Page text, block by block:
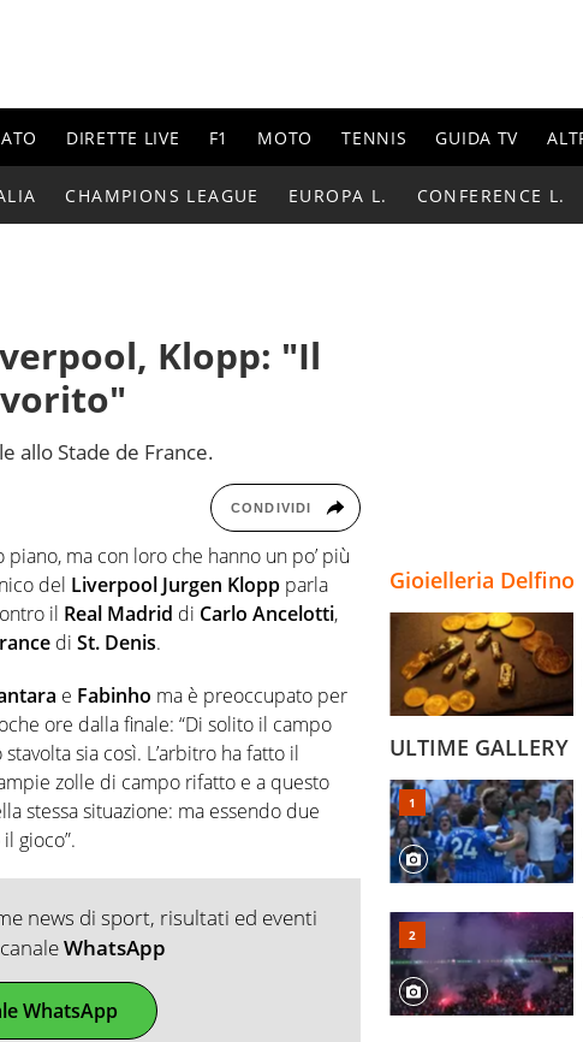
DIRETTE LIVE F1 MOTO TENNIS GUIDA TV
CHAMPIONS LEAGUE EUROPA L. CONFERENCE L.
Klopp: "Il
allo Stade de France.
CONDIVIDI
ma con loro che hanno un po’ più
del Liverpool Jurgen Klopp parla
il Real Madrid di Carlo Ancelotti,
di St. Denis.
e Fabinho ma è preoccupato per
ore dalla finale: “Di solito il campo
sia così. L’arbitro ha fatto il
zolle di campo rifatto e a questo
stessa situazione: ma essendo due
gioco”.
news di sport, risultati ed eventi
WhatsApp
WhatsApp
Gioielleria Delfino
ULTIME GALLERY